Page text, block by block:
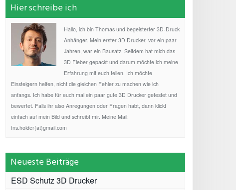
Hier schreibe ich
Hallo, ich bin Thomas und begeisterter 3D-Druck
Anhänger. Mein erster 3D Drucker, vor ein paar
Jahren, war ein Bausatz. Seitdem hat mich das
3D Fieber gepackt und darum möchte ich meine
Erfahrung mit euch teilen. Ich möchte
Einsteigern helfen, nicht die gleichen Fehler zu machen wie ich
anfangs. Ich habe für euch mal ein paar gute 3D Drucker getestet und
bewertet. Falls ihr also Anregungen oder Fragen habt, dann klickt
einfach auf mein Bild und schreibt mir. Meine Mail:
fns.holder(at)gmail.com
Neueste Beiträge
ESD Schutz 3D Drucker